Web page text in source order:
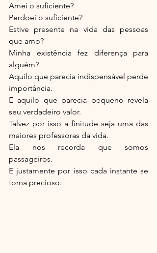
Amei o suficiente?
Perdoei o suficiente?
Estive presente na vida das pessoas
que amo?
Minha existência fez diferença para
alguém?
Aquilo que parecia indispensável perde
importância.
E aquilo que parecia pequeno revela
seu verdadeiro valor.
Talvez por isso a finitude seja uma das
maiores professoras da vida.
Ela nos recorda que somos
passageiros.
E justamente por isso cada instante se
torna precioso.